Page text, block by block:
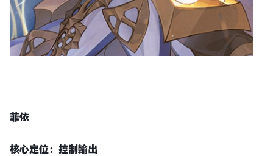
菲依
核心定位：控制輸出